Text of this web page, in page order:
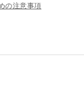
の注意事項